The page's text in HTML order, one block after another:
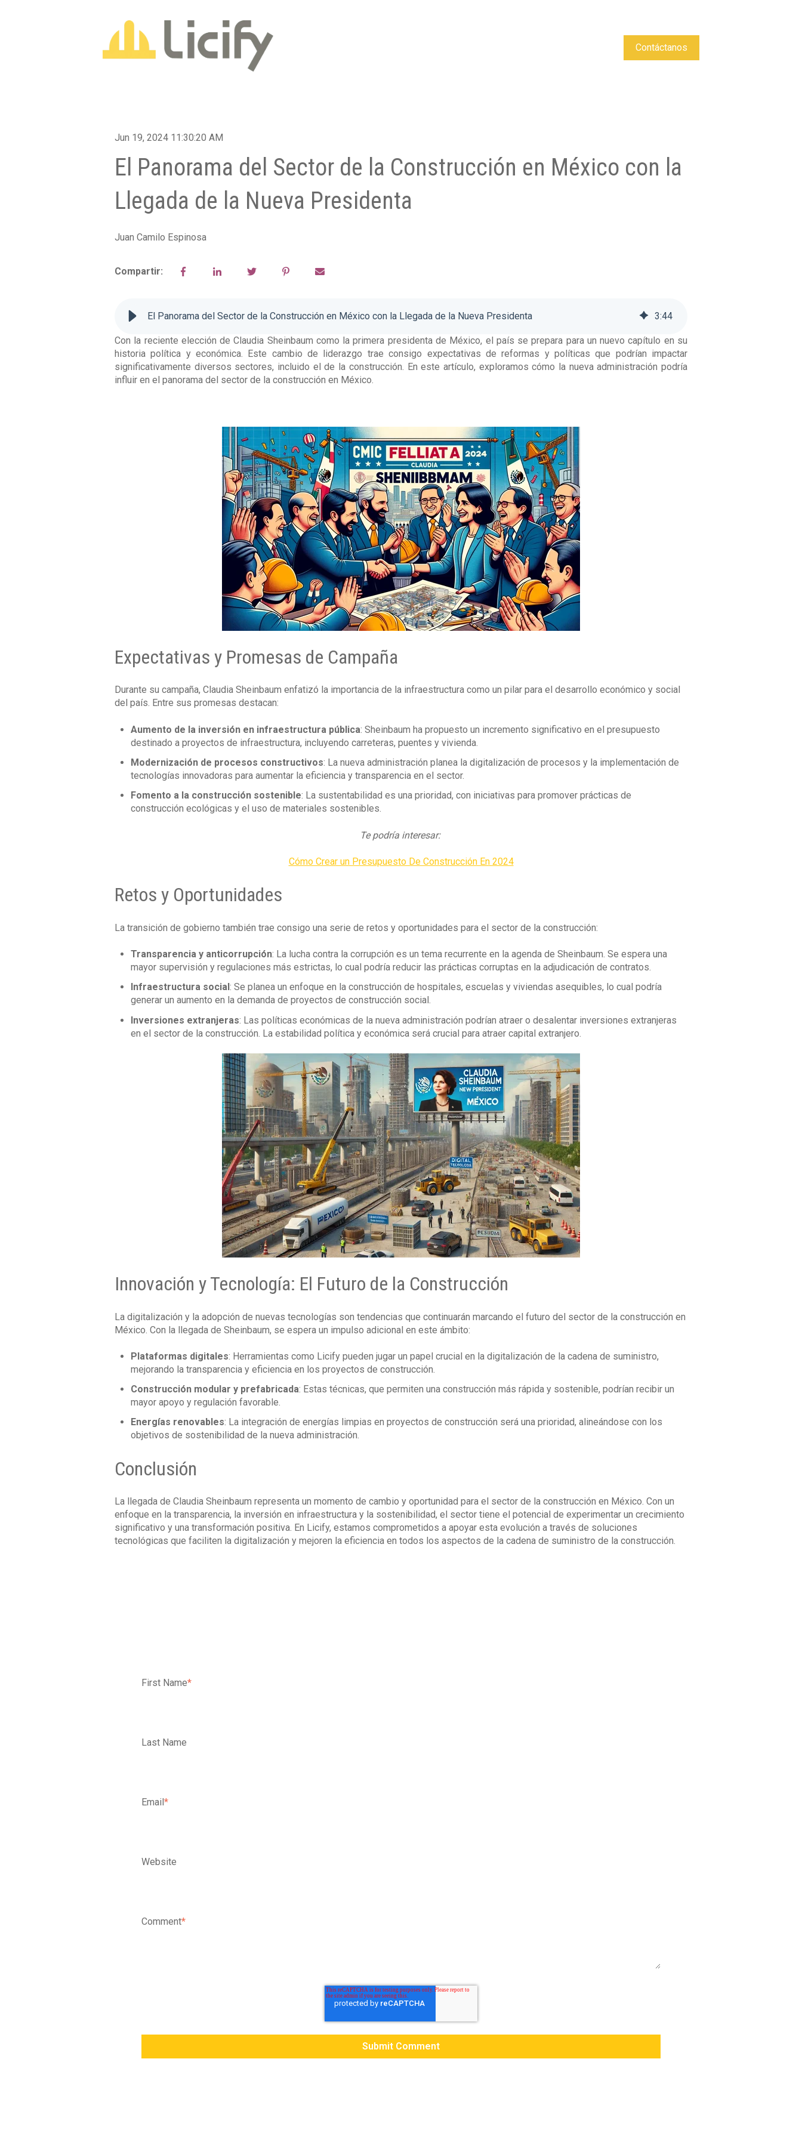
Contáctanos
Jun 19, 2024 11:30:20 AM
El Panorama del Sector de la Construcción en México con la
Llegada de la Nueva Presidenta
Juan Camilo Espinosa
Compartir:
El Panorama del Sector de la Construcción en México con la Llegada de la Nueva Presidenta 3:44
Con la reciente elección de Claudia Sheinbaum como la primera presidenta de México, el país se prepara para un nuevo capítulo en su
historia política y económica. Este cambio de liderazgo trae consigo expectativas de reformas y políticas que podrían impactar
significativamente diversos sectores, incluido el de la construcción. En este artículo, exploramos cómo la nueva administración podría
influir en el panorama del sector de la construcción en México.
Expectativas y Promesas de Campaña
Durante su campaña, Claudia Sheinbaum enfatizó la importancia de la infraestructura como un pilar para el desarrollo económico y social
del país. Entre sus promesas destacan:
Aumento de la inversión en infraestructura pública: Sheinbaum ha propuesto un incremento significativo en el presupuesto
destinado a proyectos de infraestructura, incluyendo carreteras, puentes y vivienda.
Modernización de procesos constructivos: La nueva administración planea la digitalización de procesos y la implementación de
tecnologías innovadoras para aumentar la eficiencia y transparencia en el sector.
Fomento a la construcción sostenible: La sustentabilidad es una prioridad, con iniciativas para promover prácticas de
construcción ecológicas y el uso de materiales sostenibles.
Te podría interesar:
Cómo Crear un Presupuesto De Construcción En 2024
Retos y Oportunidades
La transición de gobierno también trae consigo una serie de retos y oportunidades para el sector de la construcción:
Transparencia y anticorrupción: La lucha contra la corrupción es un tema recurrente en la agenda de Sheinbaum. Se espera una
mayor supervisión y regulaciones más estrictas, lo cual podría reducir las prácticas corruptas en la adjudicación de contratos.
Infraestructura social: Se planea un enfoque en la construcción de hospitales, escuelas y viviendas asequibles, lo cual podría
generar un aumento en la demanda de proyectos de construcción social.
Inversiones extranjeras: Las políticas económicas de la nueva administración podrían atraer o desalentar inversiones extranjeras
en el sector de la construcción. La estabilidad política y económica será crucial para atraer capital extranjero.
Innovación y Tecnología: El Futuro de la Construcción
La digitalización y la adopción de nuevas tecnologías son tendencias que continuarán marcando el futuro del sector de la construcción en
México. Con la llegada de Sheinbaum, se espera un impulso adicional en este ámbito:
Plataformas digitales: Herramientas como Licify pueden jugar un papel crucial en la digitalización de la cadena de suministro,
mejorando la transparencia y eficiencia en los proyectos de construcción.
Construcción modular y prefabricada: Estas técnicas, que permiten una construcción más rápida y sostenible, podrían recibir un
mayor apoyo y regulación favorable.
Energías renovables: La integración de energías limpias en proyectos de construcción será una prioridad, alineándose con los
objetivos de sostenibilidad de la nueva administración.
Conclusión
La llegada de Claudia Sheinbaum representa un momento de cambio y oportunidad para el sector de la construcción en México. Con un
enfoque en la transparencia, la inversión en infraestructura y la sostenibilidad, el sector tiene el potencial de experimentar un crecimiento
significativo y una transformación positiva. En Licify, estamos comprometidos a apoyar esta evolución a través de soluciones
tecnológicas que faciliten la digitalización y mejoren la eficiencia en todos los aspectos de la cadena de suministro de la construcción.
First Name*
Last Name
Email*
Website
Comment*